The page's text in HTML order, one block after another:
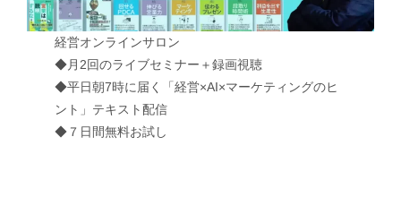
経営オンラインサロン
◆月2回のライブセミナー＋録画視聴
◆平日朝7時に届く「経営×AI×マーケティングのヒ
ント」テキスト配信
◆７日間無料お試し